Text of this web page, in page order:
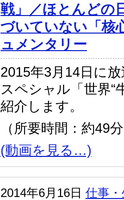
戦」／ほとんどの
づいていない「核
ュメンタリー
2015年3月14日に
スペシャル「世界“
紹介します。
（所要時間：約49
(動画を見る…)
2014年6月16日 仕事